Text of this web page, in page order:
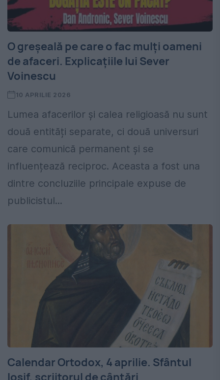
O greșeală pe care o fac mulți oameni
de afaceri. Explicațiile lui Sever
Voinescu
10 APRILIE 2026
Lumea afacerilor și calea religioasă nu sunt
două entități separate, ci două universuri
care comunică permanent și se
influențează reciproc. Aceasta a fost una
dintre concluziile principale expuse de
publicistul...
Calendar Ortodox, 4 aprilie. Sfântul